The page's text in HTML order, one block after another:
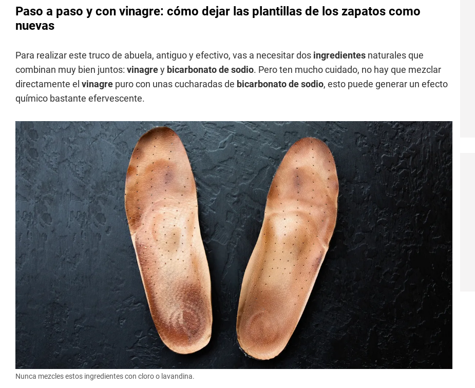
Paso a paso y con vinagre: cómo dejar las plantillas de los zapatos como
nuevas
Para realizar este truco de abuela, antiguo y efectivo, vas a necesitar dos ingredientes naturales que
combinan muy bien juntos: vinagrey bicarbonato de sodio. Pero ten mucho cuidado, no hay que mezclar
directamente el vinagre puro con unas cucharadas de bicarbonato de sodio, esto puede generar un efecto
químico bastante efervescente.
Nunca mezcles estos ingredientes con cloro o lavandina.